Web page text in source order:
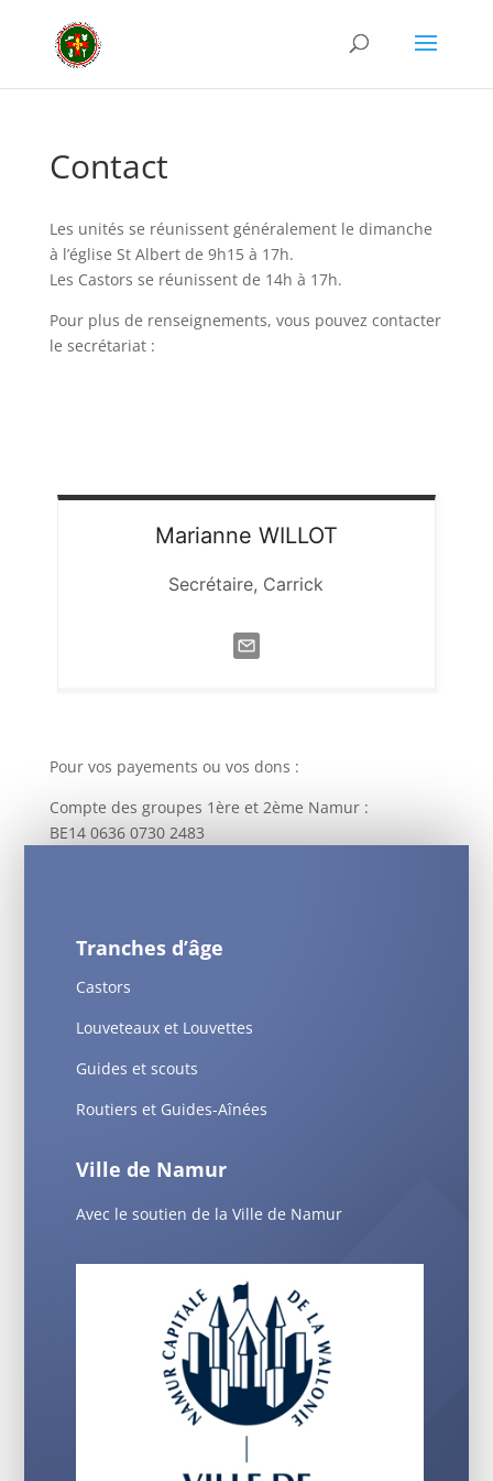
Contact
Les unités se réunissent généralement le dimanche
à l’église St Albert de 9h15 à 17h.
Les Castors se réunissent de 14h à 17h.
Pour plus de renseignements, vous pouvez contacter
le secrétariat :
Marianne WILLOT
Secrétaire, Carrick
Pour vos payements ou vos dons :
Compte des groupes 1ère et 2ème Namur :
BE14 0636 0730 2483
Tranches d’âge
Castors
Louveteaux et Louvettes
Guides et scouts
Routiers et Guides-Aînées
Ville de Namur
Avec le soutien de la Ville de Namur